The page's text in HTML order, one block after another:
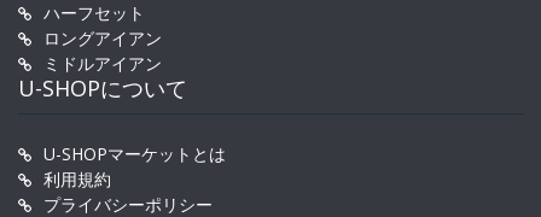
ハーフセット
ロングアイアン
ミドルアイアン
U-SHOPについて
U-SHOPマーケットとは
利用規約
プライバシーポリシー